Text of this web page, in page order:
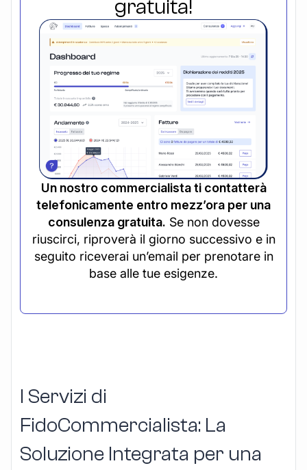
gratuita!
Un nostro commercialista ti contatterà
telefonicamente entro mezz’ora per una
consulenza gratuita. Se non dovesse
riuscirci, riproverà il giorno successivo e in
seguito riceverai un’email per prenotare in
base alle tue esigenze.
I Servizi di
FidoCommercialista: La
Soluzione Integrata per una